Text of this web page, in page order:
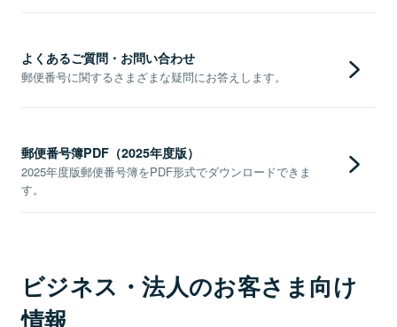
よくあるご質問・お問い合わせ
郵便番号に関するさまざまな疑問にお答えします。
郵便番号簿PDF（2025年度版）
2025年度版郵便番号簿をPDF形式でダウンロードできま
す。
ビジネス・法人のお客さま向け
情報